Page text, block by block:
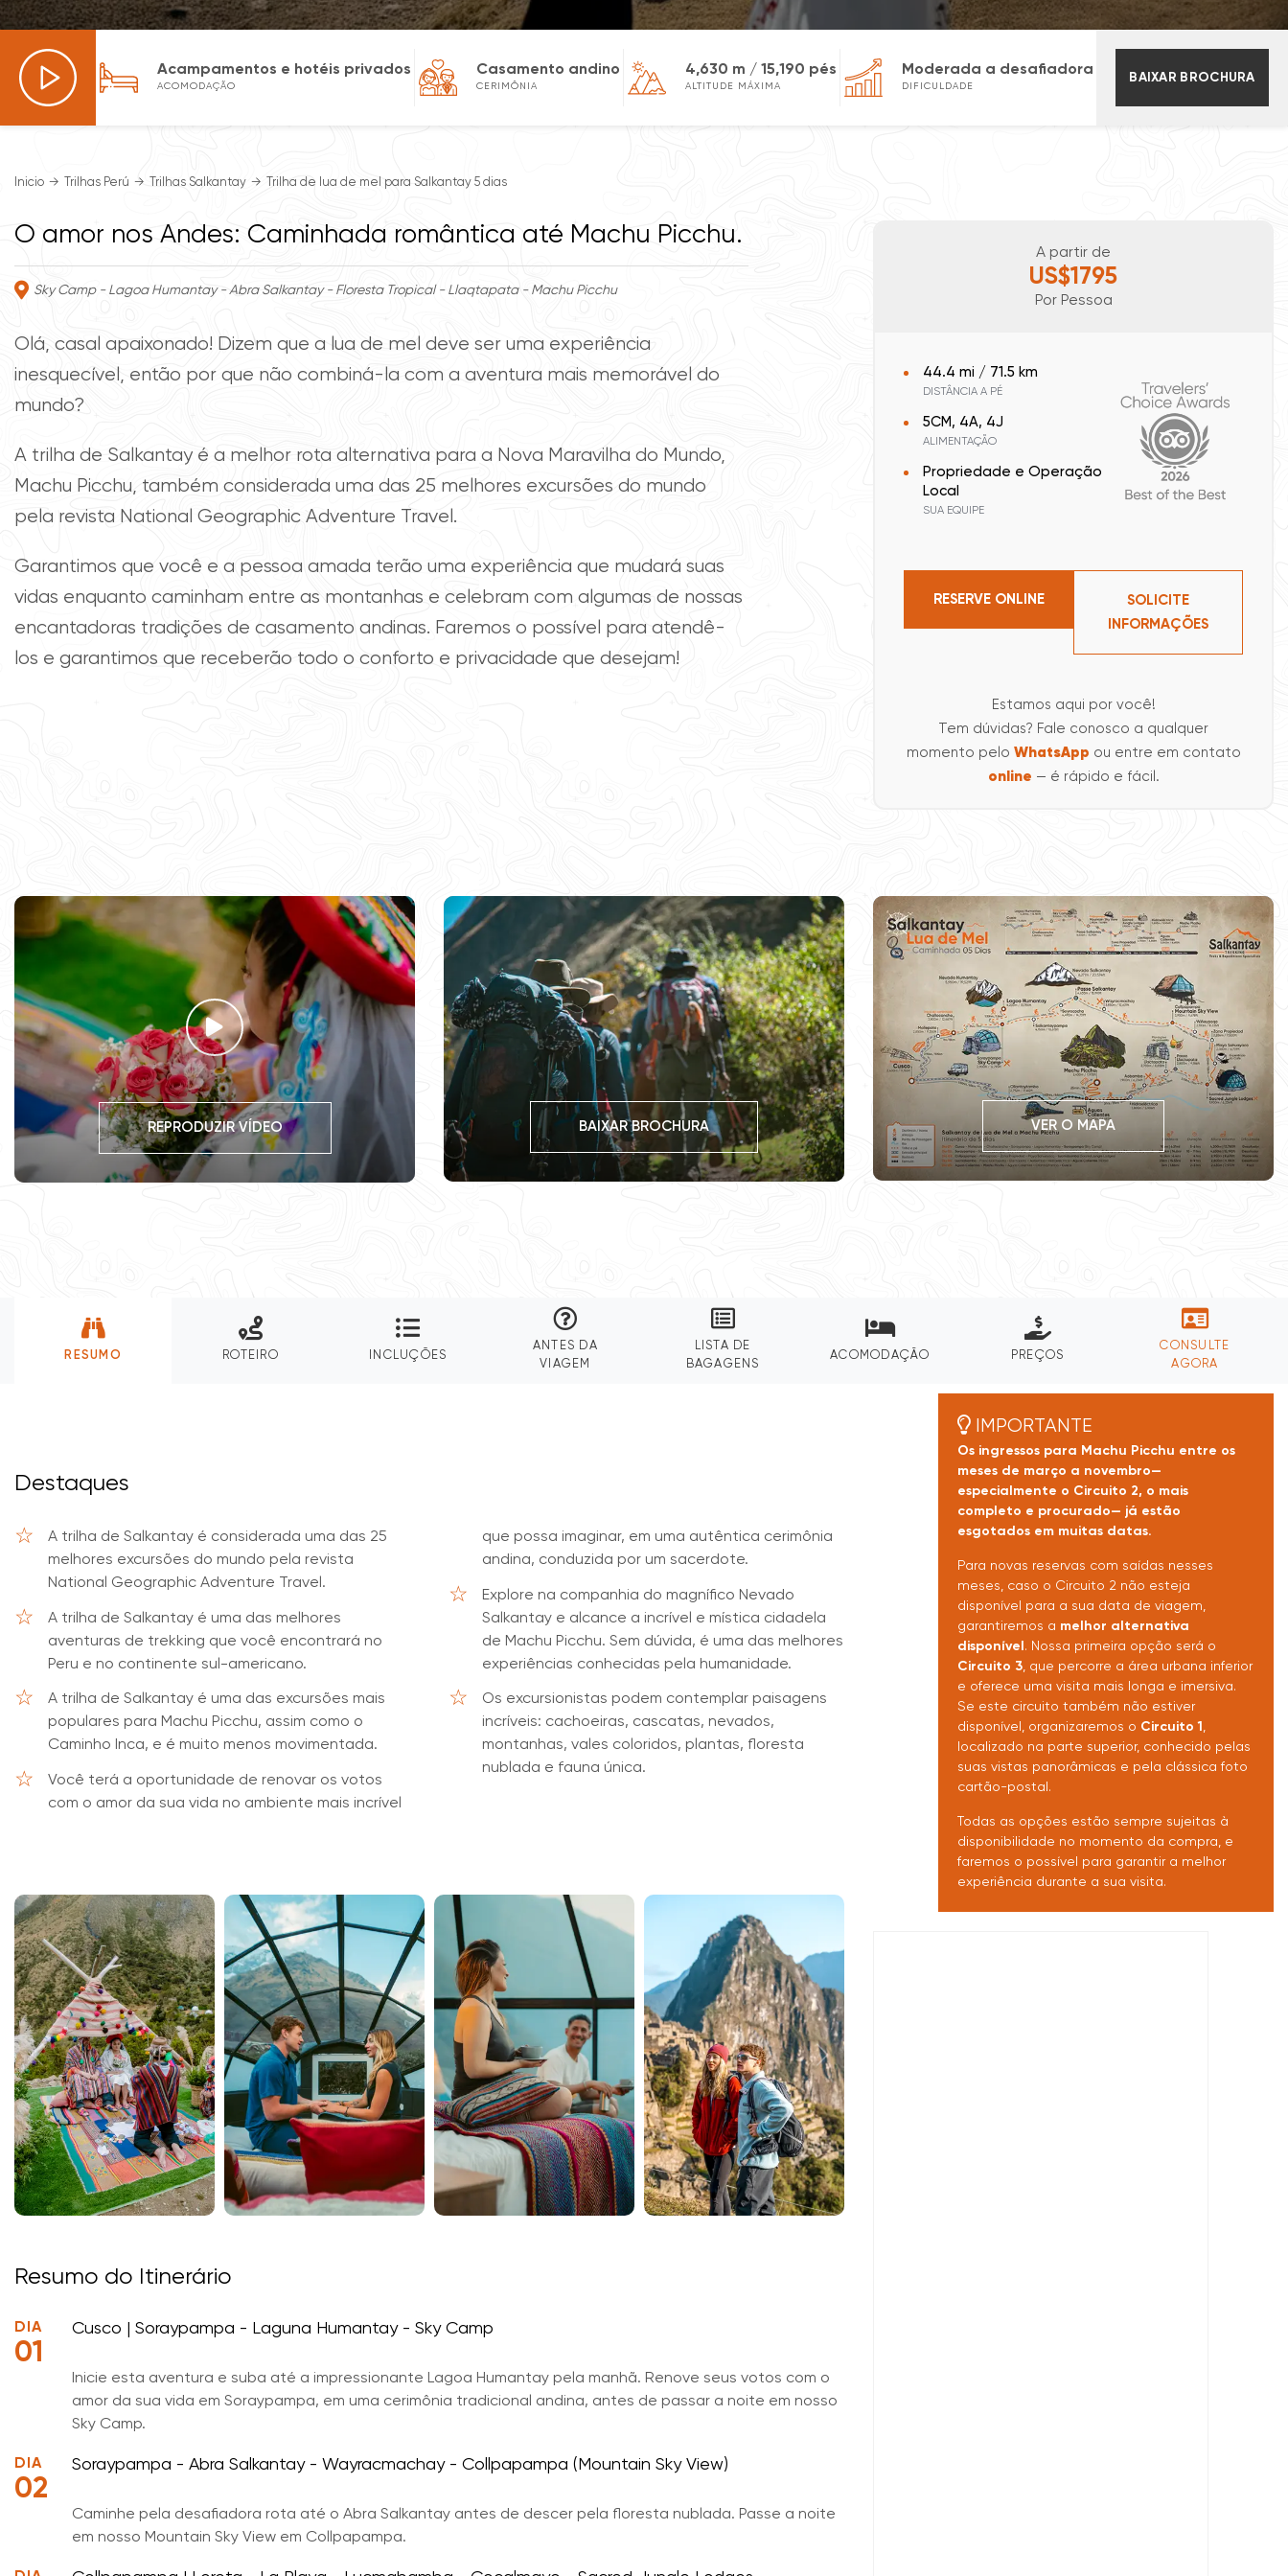
Acampamentos e hotéis privados
ACOMODAÇÃO
Casamento andino
CERIMÔNIA
4,630 m / 15,190 pés
ALTITUDE MÁXIMA
Moderada a desafiadora
DIFICULDADE
BAIXAR BROCHURA
Inicio Trilhas Perú Trilhas Salkantay Trilha de lua de mel para Salkantay 5 dias
O amor nos Andes: Caminhada romântica até Machu Picchu.
Sky Camp - Lagoa Humantay - Abra Salkantay - Floresta Tropical - Llaqtapata - Machu Picchu
Olá, casal apaixonado! Dizem que a lua de mel deve ser uma experiência
inesquecível, então por que não combiná-la com a aventura mais memorável do
mundo?
A trilha de Salkantay é a melhor rota alternativa para a Nova Maravilha do Mundo,
Machu Picchu, também considerada uma das 25 melhores excursões do mundo
pela revista National Geographic Adventure Travel.
Garantimos que você e a pessoa amada terão uma experiência que mudará suas
vidas enquanto caminham entre as montanhas e celebram com algumas de nossas
encantadoras tradições de casamento andinas. Faremos o possível para atendê-
los e garantimos que receberão todo o conforto e privacidade que desejam!
A partir de
US$1795
Por Pessoa
44.4 mi / 71.5 km
DISTÂNCIA A PÉ
5CM, 4A, 4J
ALIMENTAÇÃO
Propriedade e Operação
Local
SUA EQUIPE
RESERVE ONLINE
SOLICITE
INFORMAÇÕES
Estamos aqui por você!
Tem dúvidas? Fale conosco a qualquer
momento pelo WhatsApp ou entre em contato
online — é rápido e fácil.
REPRODUZIR VÍDEO BAIXAR BROCHURA VER O MAPA
RESUMO ROTEIRO INCLUÇÕES
ANTES DA
VIAGEM
LISTA DE
BAGAGENS
ACOMODAÇÃO PREÇOS
CONSULTE
AGORA
Destaques
A trilha de Salkantay é considerada uma das 25
melhores excursões do mundo pela revista
National Geographic Adventure Travel.
A trilha de Salkantay é uma das melhores
aventuras de trekking que você encontrará no
Peru e no continente sul-americano.
A trilha de Salkantay é uma das excursões mais
populares para Machu Picchu, assim como o
Caminho Inca, e é muito menos movimentada.
Você terá a oportunidade de renovar os votos
com o amor da sua vida no ambiente mais incrível
que possa imaginar, em uma autêntica cerimônia
andina, conduzida por um sacerdote.
Explore na companhia do magnífico Nevado
Salkantay e alcance a incrível e mística cidadela
de Machu Picchu. Sem dúvida, é uma das melhores
experiências conhecidas pela humanidade.
Os excursionistas podem contemplar paisagens
incríveis: cachoeiras, cascatas, nevados,
montanhas, vales coloridos, plantas, floresta
nublada e fauna única.
Resumo do Itinerário
DIA
01
Cusco | Soraypampa - Laguna Humantay - Sky Camp
Inicie esta aventura e suba até a impressionante Lagoa Humantay pela manhã. Renove seus votos com o
amor da sua vida em Soraypampa, em uma cerimônia tradicional andina, antes de passar a noite em nosso
Sky Camp.
DIA
02
Soraypampa - Abra Salkantay - Wayracmachay - Collpapampa (Mountain Sky View)
Caminhe pela desafiadora rota até o Abra Salkantay antes de descer pela floresta nublada. Passe a noite
em nosso Mountain Sky View em Collpapampa.
IMPORTANTE
Os ingressos para Machu Picchu entre os
meses de março a novembro—
especialmente o Circuito 2, o mais
completo e procurado— já estão
esgotados em muitas datas.
Para novas reservas com saídas nesses
meses, caso o Circuito 2 não esteja
disponível para a sua data de viagem,
garantiremos a melhor alternativa
disponível . Nossa primeira opção será o
Circuito 3, que percorre a área urbana inferior
e oferece uma visita mais longa e imersiva.
Se este circuito também não estiver
disponível, organizaremos o Circuito 1 ,
localizado na parte superior, conhecido pelas
suas vistas panorâmicas e pela clássica foto
cartão-postal.
Todas as opções estão sempre sujeitas à
disponibilidade no momento da compra, e
faremos o possível para garantir a melhor
experiência durante a sua visita.